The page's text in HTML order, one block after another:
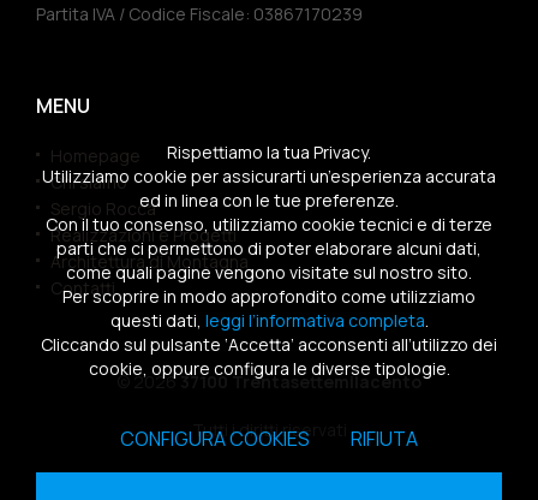
Partita IVA / Codice Fiscale: 03867170239
MENU
Homepage
Chi siamo
Sergio Rocca
Realizzazioni e Progetti
Architettura di Montagna
Contatti
© 202637100 Trentasettemilacento
Tutti i diritti riservati
Sitemap|Privacy Policy|Cookies Policy
Rispettiamo la tua Privacy.
Utilizziamo cookie per assicurarti un’esperienza accurata
ed in linea con le tue preferenze.
Con il tuo consenso, utilizziamo cookie tecnici e di terze
parti che ci permettono di poter elaborare alcuni dati,
come quali pagine vengono visitate sul nostro sito.
Per scoprire in modo approfondito come utilizziamo
questi dati, leggi l’informativa completa.
Cliccando sul pulsante ‘Accetta’ acconsenti all’utilizzo dei
cookie, oppure configura le diverse tipologie.
CONFIGURA COOKIES RIFIUTA